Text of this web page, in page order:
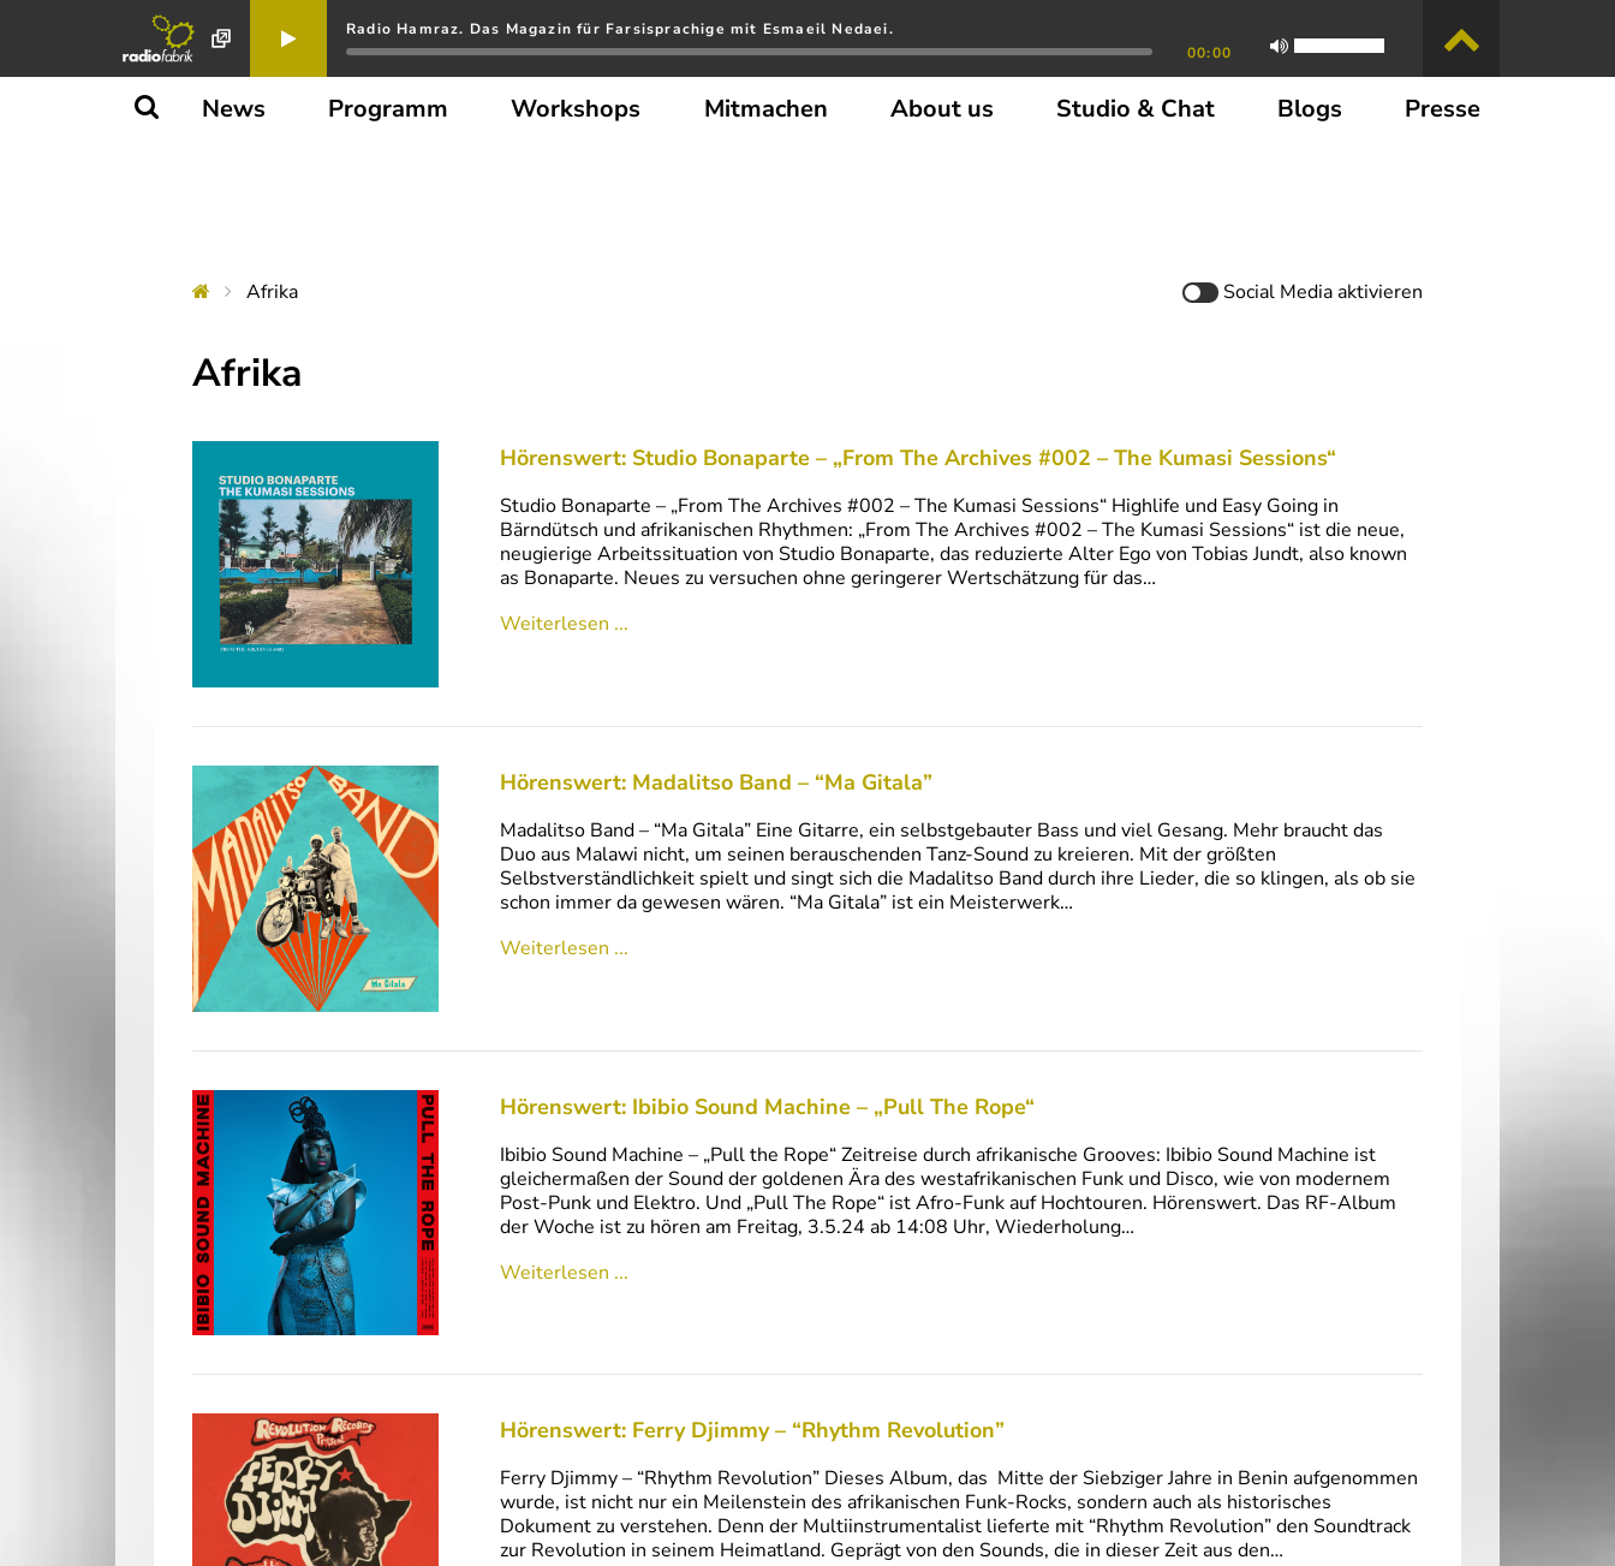
Radio Hamraz. Das Magazin für Farsisprachige mit Esmaeil Nedaei.
00:00
News Programm Workshops Mitmachen About us Studio & Chat Blogs Presse
Afrika Social Mediaaktivieren
Afrika
Hörenswert: Studio Bonaparte – „From The Archives #002 – The Kumasi Sessions“
Studio Bonaparte – „From The Archives #002 – The Kumasi Sessions“ Highlife und Easy Going in
Bärndütsch und afrikanischen Rhythmen: „From The Archives #002 – The Kumasi Sessions“ ist die neue,
neugierige Arbeitssituation von Studio Bonaparte, das reduzierte Alter Ego von Tobias Jundt, also known
as Bonaparte. Neues zu versuchen ohne geringerer Wertschätzung für das…
Weiterlesen ...
Hörenswert: Madalitso Band – “Ma Gitala”
Madalitso Band – “Ma Gitala” Eine Gitarre, ein selbstgebauter Bass und viel Gesang. Mehr braucht das
Duo aus Malawi nicht, um seinen berauschenden Tanz-Sound zu kreieren. Mit der größten
Selbstverständlichkeit spielt und singt sich die Madalitso Band durch ihre Lieder, die so klingen, als ob sie
schon immer da gewesen wären. “Ma Gitala” ist ein Meisterwerk…
Weiterlesen ...
Hörenswert: Ibibio Sound Machine – „Pull The Rope“
Ibibio Sound Machine – „Pull the Rope“ Zeitreise durch afrikanische Grooves: Ibibio Sound Machine ist
gleichermaßen der Sound der goldenen Ära des westafrikanischen Funk und Disco, wie von modernem
Post-Punk und Elektro. Und „Pull The Rope“ ist Afro-Funk auf Hochtouren. Hörenswert. Das RF-Album
der Woche ist zu hören am Freitag, 3.5.24 ab 14:08 Uhr, Wiederholung…
Weiterlesen ...
Hörenswert: Ferry Djimmy – “Rhythm Revolution”
Ferry Djimmy – “Rhythm Revolution” Dieses Album, das Mitte der Siebziger Jahre in Benin aufgenommen
wurde, ist nicht nur ein Meilenstein des afrikanischen Funk-Rocks, sondern auch als historisches
Dokument zu verstehen. Denn der Multiinstrumentalist lieferte mit “Rhythm Revolution” den Soundtrack
zur Revolution in seinem Heimatland. Geprägt von den Sounds, die in dieser Zeit aus den…